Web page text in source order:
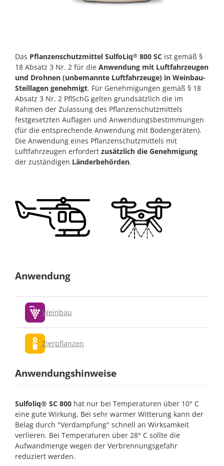
Das Pflanzenschutzmittel SulfoLiq®800 SCist gemäß §
18 Absatz 3 Nr. 2 für dieAnwendung mit Luftfahrzeugen
und Drohnen (unbemannte Luftfahrzeuge) in Weinbau-
Steillagen genehmigt. Für Genehmigungen gemäß § 18
Absatz 3 Nr. 2 PflSchG gelten grundsätzlich die im
Rahmen der Zulassung des Pflanzenschutzmittels
festgesetzten Auflagen und Anwendungsbestimmungen
(für die entsprechende Anwendung mit Bodengeräten).
Die Anwendung eines Pflanzenschutzmittels mit
Luftfahrzeugen erfordert zusätzlich die Genehmigung
der zuständigen Länderbehörden.
Anwendung
Weinbau
Zierpflanzen
Anwendungshinweise
Sulfoliq® SC 800hat nur bei Temperaturen über 10° C
eine gute Wirkung. Bei sehr warmer Witterung kann der
Belag durch "Verdampfung" schnell an Wirksamkeit
verlieren. Bei Temperaturen über 28° C sollte die
Aufwandmenge wegen der Verbrennungsgefahr
reduziert werden.